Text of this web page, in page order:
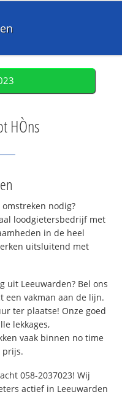
HÒns
nodig?
loodgietersbedrijf met
in de heel
uitsluitend met
uit Leeuwarden? Bel ons
een vakman aan de lijn.
ter plaatse! Onze goed
lekkages,
vaak binnen no time
prijs.
058-2037023! Wij
actief in Leeuwarden